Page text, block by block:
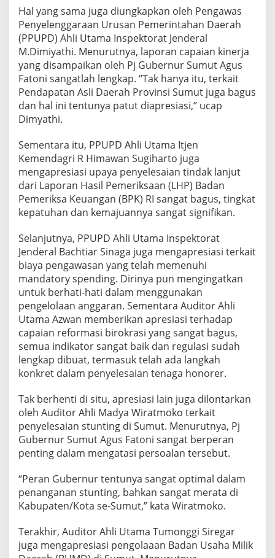
Hal yang sama juga diungkapkan oleh Pengawas
Penyelenggaraan Urusan Pemerintahan Daerah
(PPUPD) Ahli Utama Inspektorat Jenderal
M.Dimiyathi. Menurutnya, laporan capaian kinerja
yang disampaikan oleh Pj Gubernur Sumut Agus
Fatoni sangatlah lengkap. “Tak hanya itu, terkait
Pendapatan Asli Daerah Provinsi Sumut juga bagus
dan hal ini tentunya patut diapresiasi,” ucap
Dimyathi.
Sementara itu, PPUPD Ahli Utama Itjen
Kemendagri R Himawan Sugiharto juga
mengapresiasi upaya penyelesaian tindak lanjut
dari Laporan Hasil Pemeriksaan (LHP) Badan
Pemeriksa Keuangan (BPK) RI sangat bagus, tingkat
kepatuhan dan kemajuannya sangat signifikan.
Selanjutnya, PPUPD Ahli Utama Inspektorat
Jenderal Bachtiar Sinaga juga mengapresiasi terkait
biaya pengawasan yang telah memenuhi
mandatory spending. Dirinya pun mengingatkan
untuk berhati-hati dalam menggunakan
pengelolaan anggaran. Sementara Auditor Ahli
Utama Azwan memberikan apresiasi terhadap
capaian reformasi birokrasi yang sangat bagus,
semua indikator sangat baik dan regulasi sudah
lengkap dibuat, termasuk telah ada langkah
konkret dalam penyelesaian tenaga honorer.
Tak berhenti di situ, apresiasi lain juga dilontarkan
oleh Auditor Ahli Madya Wiratmoko terkait
penyelesaian stunting di Sumut. Menurutnya, Pj
Gubernur Sumut Agus Fatoni sangat berperan
penting dalam mengatasi persoalan tersebut.
“Peran Gubernur tentunya sangat optimal dalam
penanganan stunting, bahkan sangat merata di
Kabupaten/Kota se-Sumut,” kata Wiratmoko.
Terakhir, Auditor Ahli Utama Tumonggi Siregar
juga mengapresiasi pengolaaan Badan Usaha Milik